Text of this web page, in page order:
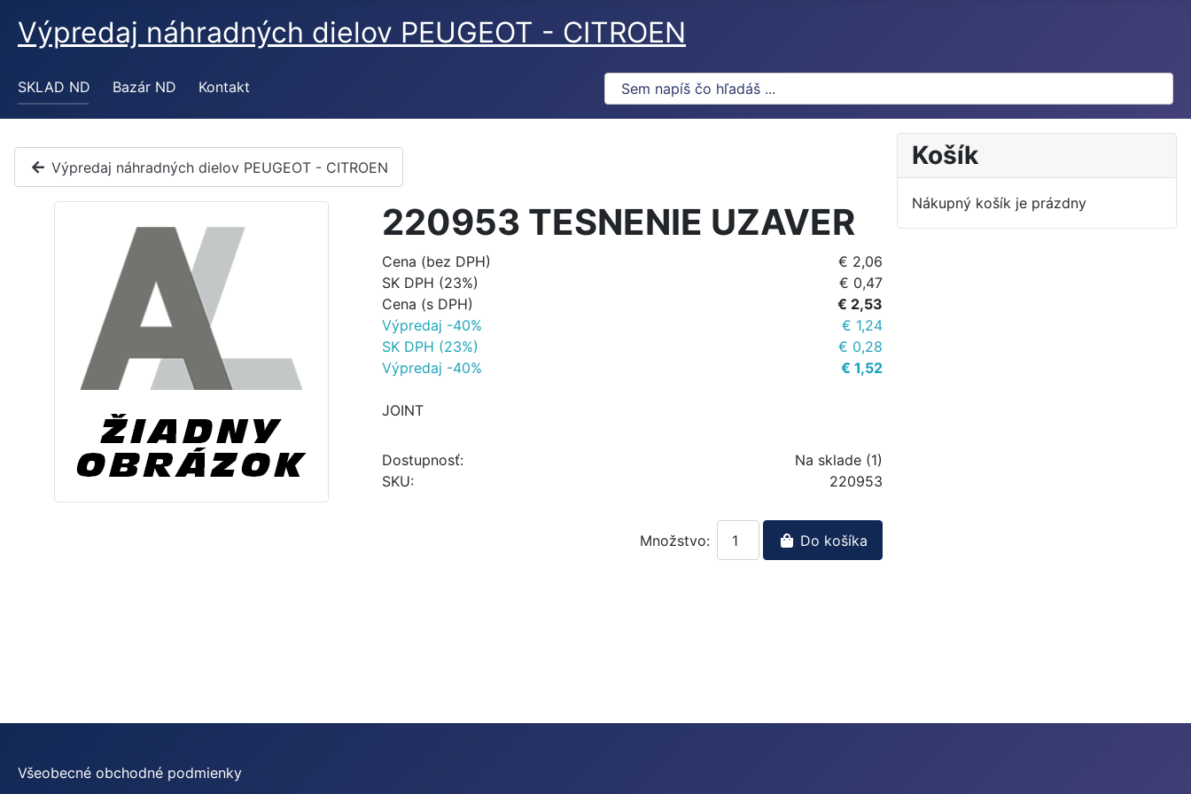
Výpredaj náhradných dielov PEUGEOT - CITROEN
SKLAD ND Bazár ND Kontakt
Výpredaj náhradných dielov PEUGEOT - CITROEN
220953 TESNENIE UZAVER
Cena (bez DPH)
€ 2,06
SK DPH (23%)
€ 0,47
Cena (s DPH)
€ 2,53
Výpredaj -40%
€ 1,24
SK DPH (23%)
€ 0,28
Výpredaj -40%
€ 1,52
JOINT
Dostupnosť:
Na sklade (1)
SKU:
220953
Množstvo: Do košíka
Košík
Nákupný košík je prázdny
Všeobecné obchodné podmienky